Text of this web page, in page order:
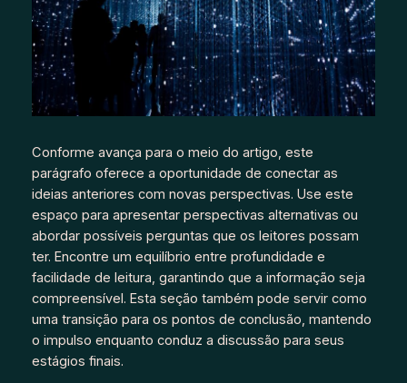
Conforme avança para o meio do artigo, este
parágrafo oferece a oportunidade de conectar as
ideias anteriores com novas perspectivas. Use este
espaço para apresentar perspectivas alternativas ou
abordar possíveis perguntas que os leitores possam
ter. Encontre um equilíbrio entre profundidade e
facilidade de leitura, garantindo que a informação seja
compreensível. Esta seção também pode servir como
uma transição para os pontos de conclusão, mantendo
o impulso enquanto conduz a discussão para seus
estágios finais.